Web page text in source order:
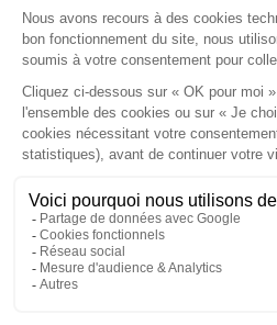
2 bis Avenue
33350 ST MAGNE-
Tél :05 57 55 87 30 -
Email :gaucher-
NOUS
NOUS